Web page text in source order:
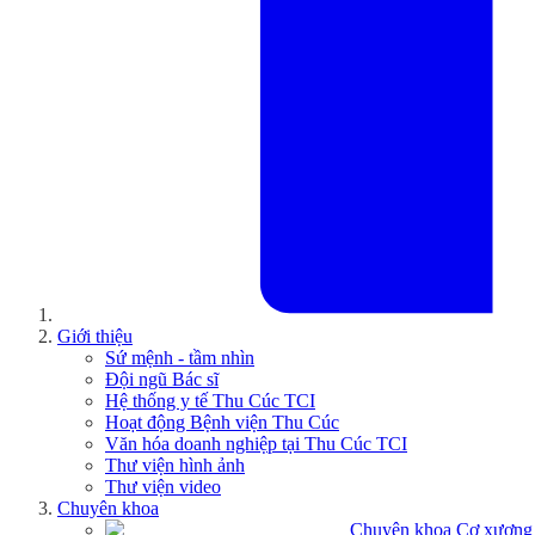
Giới thiệu
Sứ mệnh - tầm nhìn
Đội ngũ Bác sĩ
Hệ thống y tế Thu Cúc TCI
Hoạt động Bệnh viện Thu Cúc
Văn hóa doanh nghiệp tại Thu Cúc TCI
Thư viện hình ảnh
Thư viện video
Chuyên khoa
Chuyên khoa Cơ